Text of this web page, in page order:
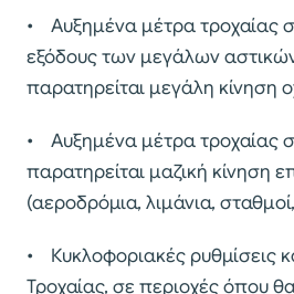
• Αυξημένα μέτρα τροχαίας
εξόδους των μεγάλων
παρατηρείται μεγάλη κίνηση
• Αυξημένα μέτρα τροχαίας
παρατηρείται μαζική κίνηση
(αεροδρόμια, λιμάνια,
• Κυκλοφοριακές ρυθμίσεις
Τροχαίας, σε περιοχές όπου